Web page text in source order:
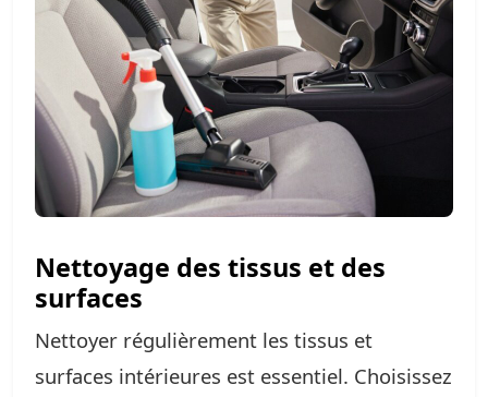
Nettoyage des tissus et des
surfaces
Nettoyer régulièrement les tissus et
surfaces intérieures est essentiel. Choisissez